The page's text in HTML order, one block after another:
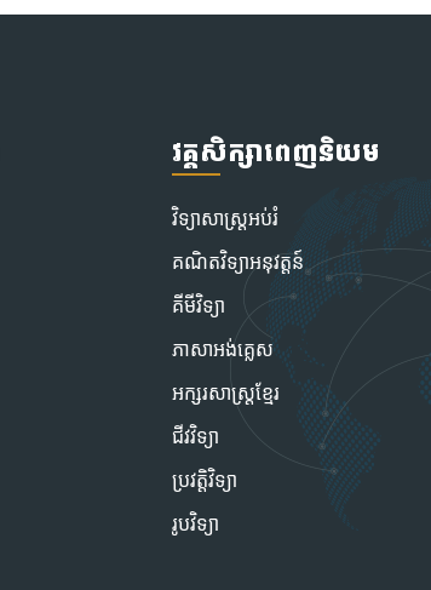
វគ្គសិក្សាពេញនិយម
វិទ្យាសាស្រ្តអប់រំ
គណិតវិទ្យាអនុវត្តន៍
គីមីវិទ្យា
ភាសាអង់គ្លេស
អក្សរសាស្ត្រខ្មែរ
ជីវវិទ្យា
ប្រវត្តិវិទ្យា
រូបវិទ្យា